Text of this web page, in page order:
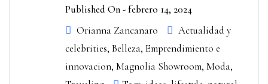
Published On -febrero 14, 2024
Orianna Zancanaro
Actualidad y
celebrities, Belleza, Emprendimiento e
innovacion, Magnolia Showroom, Moda,